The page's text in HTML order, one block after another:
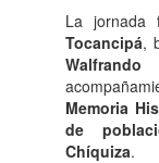
La
Tocancipá,
Memoria
de
Chíquiza.